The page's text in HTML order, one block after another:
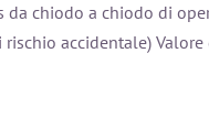
chiodo a chiodo di
accidentale)